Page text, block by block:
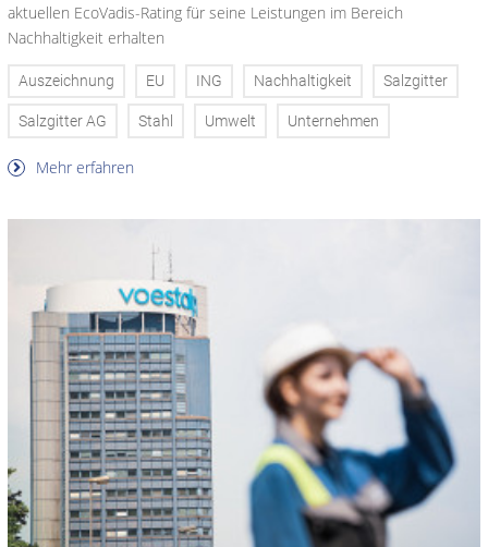
aktuellen EcoVadis-Rating für seine Leistungen im Bereich
Nachhaltigkeit erhalten
Auszeichnung EU ING Nachhaltigkeit Salzgitter
Salzgitter AG Stahl Umwelt Unternehmen
Mehr erfahren